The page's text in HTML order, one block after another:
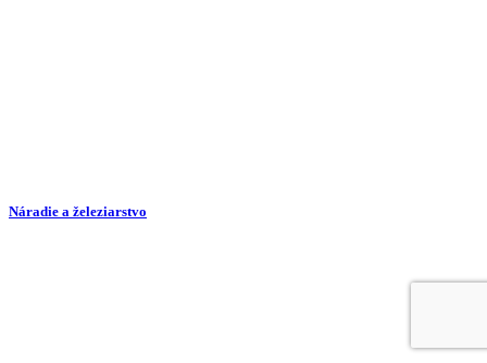
Náradie a železiarstvo